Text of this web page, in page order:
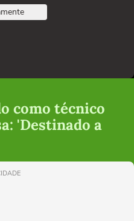
como técnico
'Destinado a